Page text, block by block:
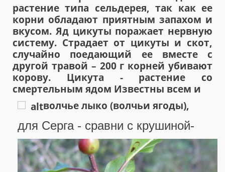
растение типа сельдерея, так как ее
корни обладают приятным запахом и
вкусом. Яд цикуты поражает нервную
систему. Страдает от цикуты и скот,
случайно поедающий ее вместе с
другой травой – 200 г корней убивают
корову. Цикута - растение со
смертельным ядом Известны всем и
волчье лыко (волчьи ягоды),
для Серга - сравни с крушиной-